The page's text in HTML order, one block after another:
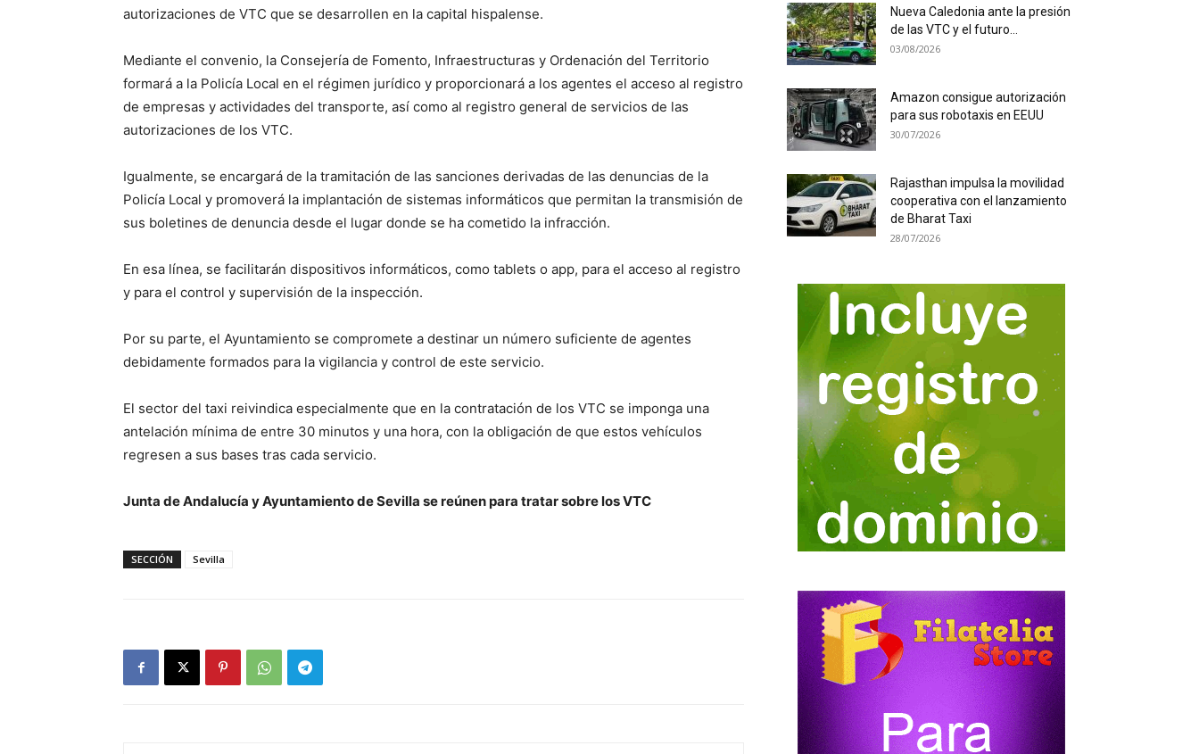
autorizaciones de VTC que se desarrollen en la capital hispalense.
Mediante el convenio, la Consejería de Fomento, Infraestructuras y Ordenación del Territorio
formará a la Policía Local en el régimen jurídico y proporcionará a los agentes el acceso al registro
de empresas y actividades del transporte, así como al registro general de servicios de las
autorizaciones de los VTC.
Igualmente, se encargará de la tramitación de las sanciones derivadas de las denuncias de la
Policía Local y promoverá la implantación de sistemas informáticos que permitan la transmisión de
sus boletines de denuncia desde el lugar donde se ha cometido la infracción.
En esa línea, se facilitarán dispositivos informáticos, como tablets o app, para el acceso al registro
y para el control y supervisión de la inspección.
Por su parte, el Ayuntamiento se compromete a destinar un número suficiente de agentes
debidamente formados para la vigilancia y control de este servicio.
El sector del taxi reivindica especialmente que en la contratación de los VTC se imponga una
antelación mínima de entre 30 minutos y una hora, con la obligación de que estos vehículos
regresen a sus bases tras cada servicio.
Junta de Andalucía y Ayuntamiento de Sevilla se reúnen para tratar sobre los VTC
SECCIÓN Sevilla
Nueva Caledonia ante la presión
de las VTC y el futuro...
03/08/2026
Amazon consigue autorización
para sus robotaxis en EEUU
30/07/2026
Rajasthan impulsa la movilidad
cooperativa con el lanzamiento
de Bharat Taxi
28/07/2026